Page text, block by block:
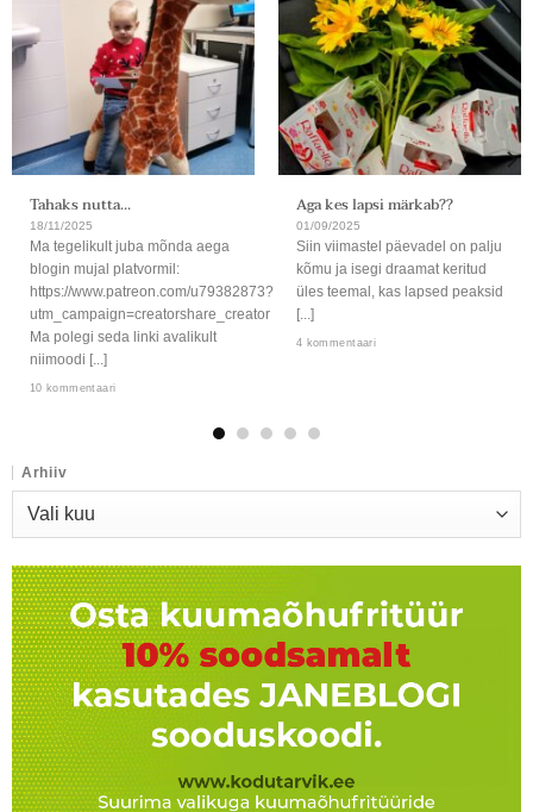
Tahaks nutta…
18/11/2025
Ma tegelikult juba mõnda aega
blogin mujal platvormil:
https://www.patreon.com/u79382873?
utm_campaign=creatorshare_creator
Ma polegi seda linki avalikult
niimoodi [...]
10 kommentaari
Aga kes lapsi märkab??
01/09/2025
Siin viimastel päevadel on palju
kõmu ja isegi draamat keritud
üles teemal, kas lapsed peaksid
[...]
4 kommentaari
Arhiiv
Arhiiv